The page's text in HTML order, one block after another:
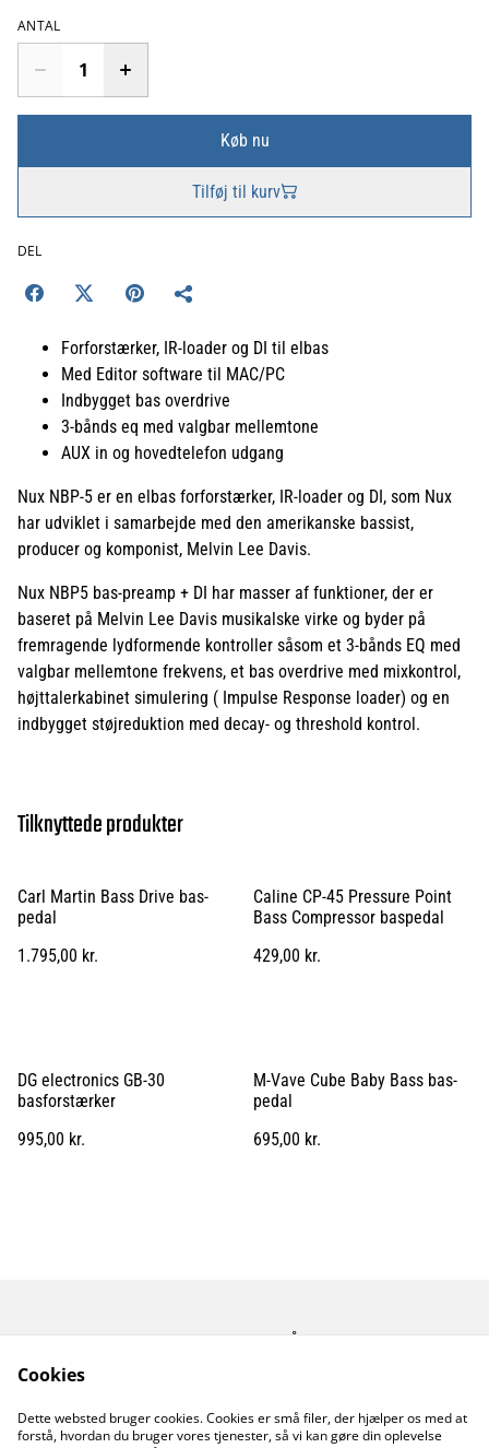
ANTAL
Køb nu
Tilføj til kurv
DEL
Forforstærker, IR-loader og DI til elbas
Med Editor software til MAC/PC
Indbygget bas overdrive
3-bånds eq med valgbar mellemtone
AUX in og hovedtelefon udgang
Nux NBP-5 er en elbas forforstærker, IR-loader og DI, som Nux
har udviklet i samarbejde med den amerikanske bassist,
producer og komponist, Melvin Lee Davis.
Nux NBP5 bas-preamp + DI har masser af funktioner, der er
baseret på Melvin Lee Davis musikalske virke og byder på
fremragende lydformende kontroller såsom et 3-bånds EQ med
valgbar mellemtone frekvens, et bas overdrive med mixkontrol,
højttalerkabinet simulering ( Impulse Response loader) og en
indbygget støjreduktion med decay- og threshold kontrol.
Tilknyttede produkter
Carl Martin Bass Drive bas-
pedal
1.795,00 kr.
Caline CP-45 Pressure Point
Bass Compressor baspedal
429,00 kr.
DG electronics GB-30
basforstærker
995,00 kr.
M-Vave Cube Baby Bass bas-
pedal
695,00 kr.
Kontakt os
Åbningstider
Cookiepolitik
Cookies
Dette websted bruger cookies. Cookies er små filer, der hjælper os med at
forstå, hvordan du bruger vores tjenester, så vi kan gøre din oplevelse